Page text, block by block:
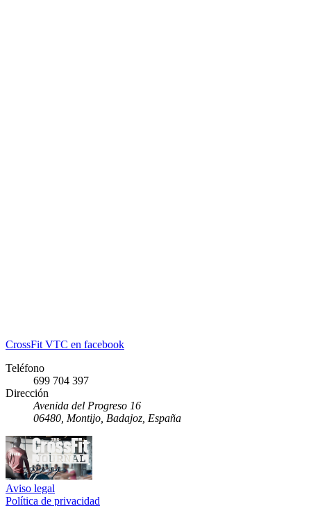
CrossFit VTC en facebook
Teléfono
699 704 397
Dirección
Avenida del Progreso 16
06480, Montijo, Badajoz, España
Aviso legal
Política de privacidad